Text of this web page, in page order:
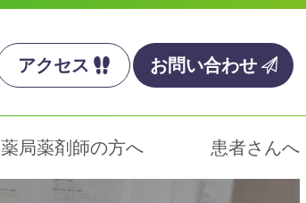
スタッフ紹介
教育・研修・研究
ファーマシーレジデント
薬局薬剤師の方へ
研修施設認定
患者さんへ
アクセス お問い合わせ